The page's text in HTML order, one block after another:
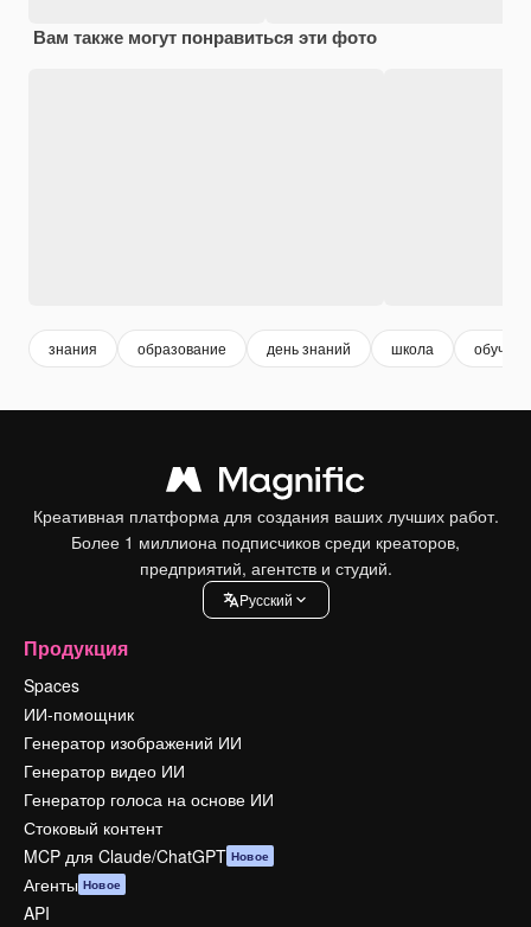
Вам также могут понравиться эти фото
знания образование день знаний школа
Креативная платформа для создания ваших лучших работ.
Более 1 миллиона подписчиков среди креаторов,
предприятий, агентств и студий.
Pусский
Продукция
Spaces
ИИ-помощник
Генератор изображений ИИ
Генератор видео ИИ
Генератор голоса на основе ИИ
Стоковый контент
MCP для Claude/ChatGPT Новое
Агенты Новое
API